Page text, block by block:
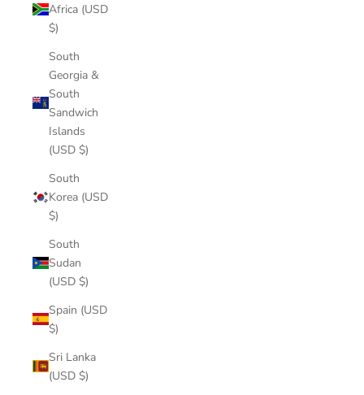
Africa (USD
$)
South
Georgia &
South
Sandwich
Islands
(USD $)
South
Korea (USD
$)
South
Sudan
(USD $)
Spain (USD
$)
Sri Lanka
(USD $)